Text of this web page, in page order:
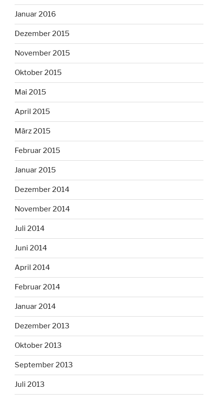
Januar 2016
Dezember 2015
November 2015
Oktober 2015
Mai 2015
April 2015
März 2015
Februar 2015
Januar 2015
Dezember 2014
November 2014
Juli 2014
Juni 2014
April 2014
Februar 2014
Januar 2014
Dezember 2013
Oktober 2013
September 2013
Juli 2013